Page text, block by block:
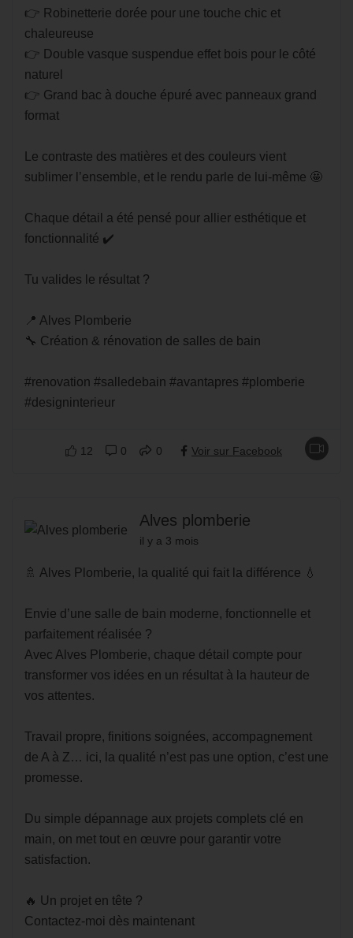
👉 Robinetterie dorée pour une touche chic et
chaleureuse
👉 Double vasque suspendue effet bois pour le côté
naturel
👉 Grand bac à douche épuré avec panneaux grand
format
Le contraste des matières et des couleurs vient
sublimer l’ensemble, et le rendu parle de lui-même 🤩
Chaque détail a été pensé pour allier esthétique et
fonctionnalité ✔️
Tu valides le résultat ?
📍 Alves Plomberie
🔧 Création & rénovation de salles de bain
#renovation #salledebain #avantapres #plomberie
#designinterieur
12 0 0 Voir sur Facebook
Alves plomberie
il y a 3 mois
🚿 Alves Plomberie, la qualité qui fait la différence 💧
Envie d’une salle de bain moderne, fonctionnelle et
parfaitement réalisée ?
Avec Alves Plomberie, chaque détail compte pour
transformer vos idées en un résultat à la hauteur de
vos attentes.
Travail propre, finitions soignées, accompagnement
de A à Z… ici, la qualité n’est pas une option, c’est une
promesse.
Du simple dépannage aux projets complets clé en
main, on met tout en œuvre pour garantir votre
satisfaction.
🔥 Un projet en tête ?
Contactez-moi dès maintenant